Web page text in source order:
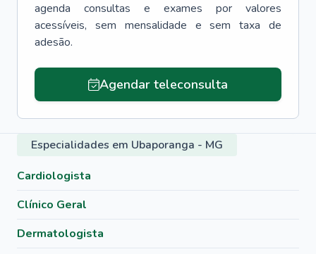
agenda consultas e exames por valores
acessíveis, sem mensalidade e sem taxa de
adesão.
Agendar teleconsulta
Especialidades em Ubaporanga - MG
Cardiologista
Clínico Geral
Dermatologista